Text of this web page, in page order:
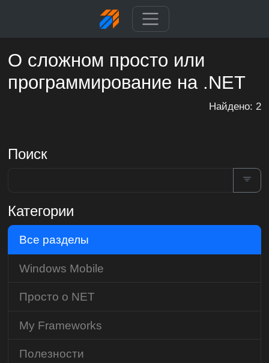
О сложном просто или
программирование на .NET
Найдено: 2
Поиск
Категории
Все разделы
Windows Mobile
Просто о NET
My Frameworks
Полезности